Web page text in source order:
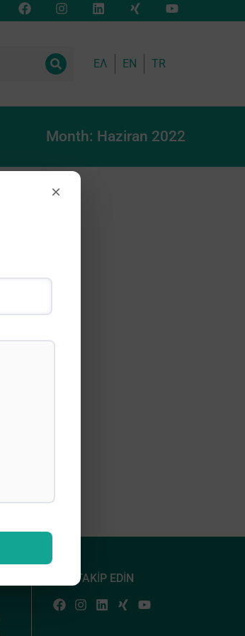
ΕΛ EN TR
Month: Haziran 2022
BİZİ TAKİP EDİN
×